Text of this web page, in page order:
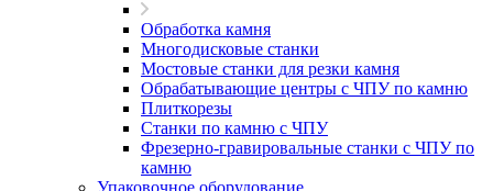
Обработка камня
Многодисковые станки
Мостовые станки для резки камня
Обрабатывающие центры с ЧПУ по камню
Плиткорезы
Станки по камню с ЧПУ
Фрезерно-гравировальные станки с ЧПУ по
камню
Упаковочное оборудование